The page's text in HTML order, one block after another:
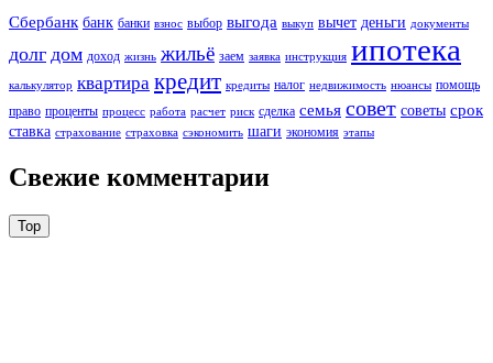
Сбербанк банк банки взнос выбор выгода выкуп вычет деньги документы
долг дом доход жизнь жильё заем заявка инструкция ипотека
калькулятор квартира кредит кредиты налог недвижимость нюансы помощь
право проценты процесс работа расчет риск сделка семья совет советы срок
ставка страхование страховка сэкономить шаги экономия этапы
Свежие комментарии
Top